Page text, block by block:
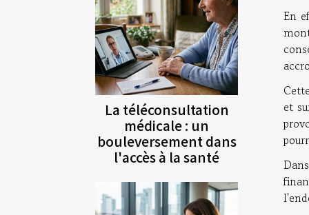
La téléconsultation
médicale : un
bouleversement dans
l'accès à la santé
En
et